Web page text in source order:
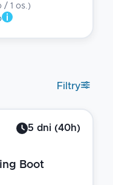
/ 1 os.)
Filtry
5 dni (40h)
Boot